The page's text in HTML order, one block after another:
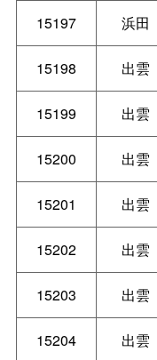
15197 浜田
15198 出雲
15199 出雲
15200 出雲
15201 出雲
15202 出雲
15203 出雲
15204 出雲